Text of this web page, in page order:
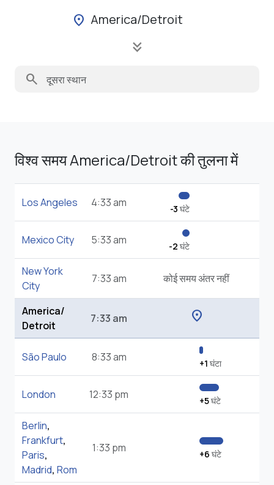
location_on America/Detroit
keyboard_double_arrow_down
search
विश्व समय America/Detroit की तुलना में
Los Angeles 4:33 am -3 घंटे
Mexico City 5:33 am -2 घंटे
New York
City
7:33 am कोई समय अंतर नहीं
America/
Detroit
7:33 am location_on
São Paulo 8:33 am +1 घंटा
London 12:33 pm +5घंटे
Berlin,
Frankfurt,
Paris,
Madrid, Rom
1:33 pm +6 घंटे